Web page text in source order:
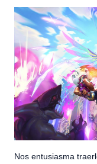
Nos entusiasma